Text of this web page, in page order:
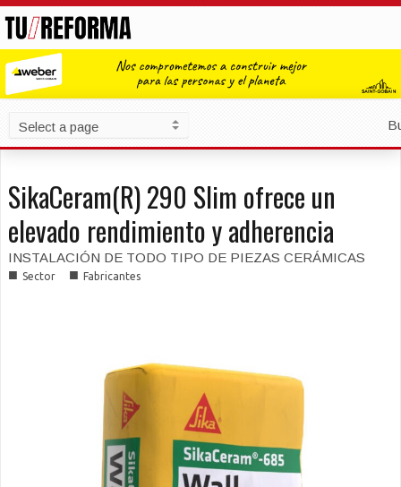
SikaCeram(R) 290 Slim ofrece un
elevado rendimiento y adherencia
INSTALACIÓN DE TODO TIPO DE PIEZAS CERÁMICAS
■ Sector ■ Fabricantes